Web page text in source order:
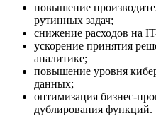
повышение
рутинных задач;
снижение расходов на
ускорение принятия
аналитике;
повышение уровня
данных;
оптимизация бизнес-
дублирования функций.